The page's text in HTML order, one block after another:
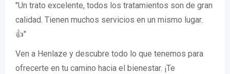
"Un trato excelente, todos los tratamientos son de gran
calidad. Tienen muchos servicios en un mismo lugar.
👍"
Ven a Henlaze y descubre todo lo que tenemos para
ofrecerte en tu camino hacia el bienestar. ¡Te